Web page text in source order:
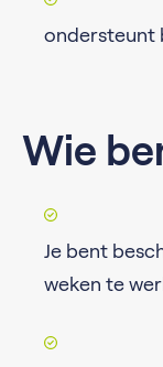
ondersteunt
Wie
Je bent
weken te